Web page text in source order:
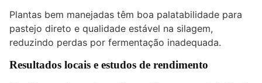
Plantas bem manejadas têm boa palatabilidade para
pastejo direto e qualidade estável na silagem,
reduzindo perdas por fermentação inadequada.
Resultados locais e estudos de rendimento